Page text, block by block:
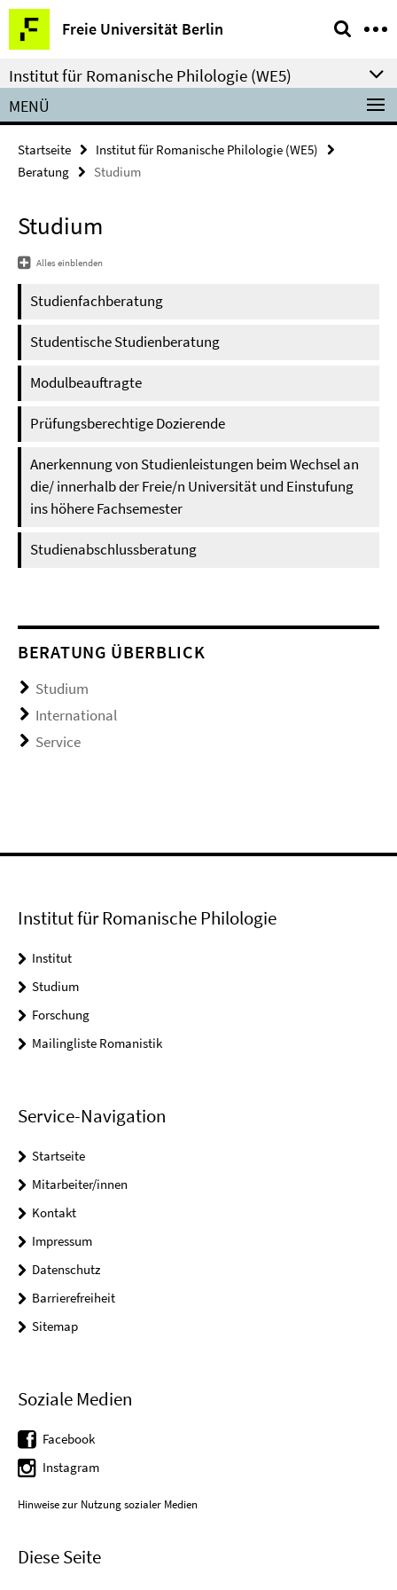
Springe
direkt
zu
Inhalt
Freie Universität Berlin
Service-
Navigation
Institut für Romanische Philologie (WE5)
MENÜ
Startseite
Institut für Romanische Philologie (WE5)
Beratung
Studium
Studium
Alles einblenden
Studienfachberatung
Studentische Studienberatung
Modulbeauftragte
Prüfungsberechtige Dozierende
Anerkennung von Studienleistungen beim Wechsel an
die/ innerhalb der Freie/n Universität und Einstufung
ins höhere Fachsemester
Studienabschlussberatung
BERATUNG ÜBERBLICK
Studium
International
Service
Institut für Romanische Philologie
Institut
Studium
Forschung
Mailingliste Romanistik
Service-Navigation
Startseite
Mitarbeiter/innen
Kontakt
Impressum
Datenschutz
Barrierefreiheit
Sitemap
Soziale Medien
Facebook
Instagram
Hinweise zur Nutzung sozialer Medien
Diese Seite